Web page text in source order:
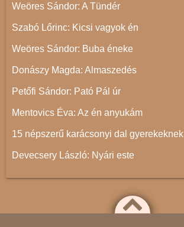
Weöres Sándor: A Tündér
Szabó Lőrinc: Kicsi vagyok én
Weöres Sándor: Buba éneke
Donászy Magda: Almaszedés
Petőfi Sándor: Pató Pál úr
Mentovics Éva: Az én anyukám
15 népszerű karácsonyi dal gyerekeknek
Devecsery László: Nyári este